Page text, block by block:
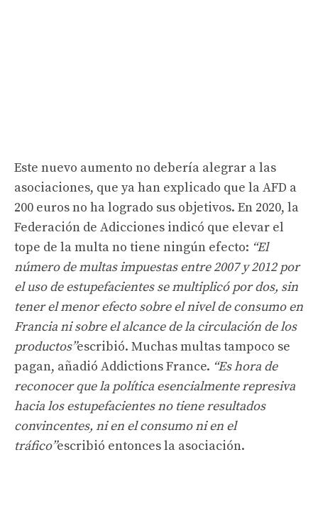
Este nuevo aumento no debería alegrar a las
asociaciones, que ya han explicado que la AFD a
200 euros no ha logrado sus objetivos. En 2020, la
Federación de Adicciones indicó que elevar el
tope de la multa no tiene ningún efecto: “El
número de multas impuestas entre 2007 y 2012 por
el uso de estupefacientes se multiplicó por dos, sin
tener el menor efecto sobre el nivel de consumo en
Francia ni sobre el alcance de la circulación de los
productos”escribió. Muchas multas tampoco se
pagan, añadió Addictions France. “Es hora de
reconocer que la política esencialmente represiva
hacia los estupefacientes no tiene resultados
convincentes, ni en el consumo ni en el
tráfico”escribió entonces la asociación.